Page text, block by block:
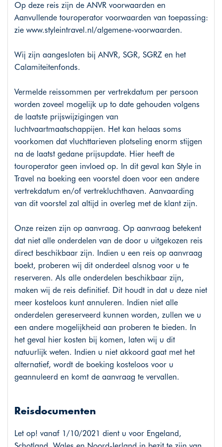
Op deze reis zijn de ANVR voorwaarden en
Aanvullende touroperator voorwaarden van toepassing:
zie www.styleintravel.nl/algemene-voorwaarden.
Wij zijn aangesloten bij ANVR, SGR, SGRZ en het
Calamiteitenfonds.
Vermelde reissommen per vertrekdatum per persoon
worden zoveel mogelijk up to date gehouden volgens
de laatste prijswijzigingen van
luchtvaartmaatschappijen. Het kan helaas soms
voorkomen dat vluchttarieven plotseling enorm stijgen
na de laatst gedane prijsupdate. Hier heeft de
touroperator geen invloed op. In dit geval kan Style in
Travel na boeking een voorstel doen voor een andere
vertrekdatum en/of vertrekluchthaven. Aanvaarding
van dit voorstel zal altijd in overleg met de klant zijn.
Onze reizen zijn op aanvraag. Op aanvraag betekent
dat niet alle onderdelen van de door u uitgekozen reis
direct beschikbaar zijn. Indien u een reis op aanvraag
boekt, proberen wij dit onderdeel alsnog voor u te
reserveren. Als alle onderdelen beschikbaar zijn,
maken wij de reis definitief. Dit houdt in dat u deze niet
meer kosteloos kunt annuleren. Indien niet alle
onderdelen gereserveerd kunnen worden, zullen we u
een andere mogelijkheid aan proberen te bieden. In
het geval hier kosten bij komen, laten wij u dit
natuurlijk weten. Indien u niet akkoord gaat met het
alternatief, wordt de boeking kosteloos voor u
geannuleerd en komt de aanvraag te vervallen.
Reisdocumenten
Let op! vanaf 1/10/2021 dient u voor Engeland,